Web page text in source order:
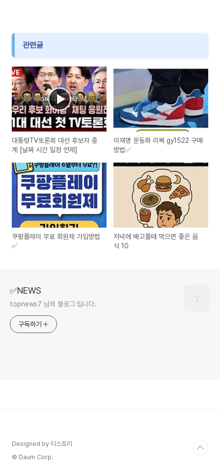
관련글
대통령TV토론회 대선 후보자 중
계 [날짜 시간 일정 언제]
이재명 운동화 리복 gy1522 구매
방법✅
쿠팡플레이 무료 회원제 가입방법
✅
저녁에 배고플때 먹으면 좋은 음
식 10
✅NEWS
topnews7 님의 블로그 입니다.
구독하기
Designed by 티스토리
© Daum Corp.